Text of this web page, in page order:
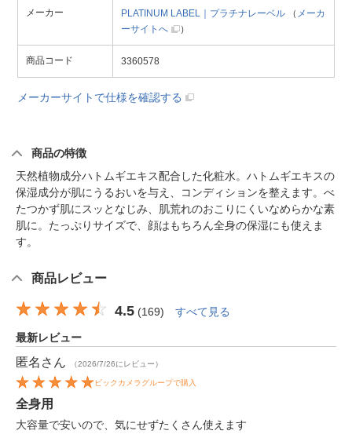
メーカー PLATINUM LABEL｜プラチナレーベル （ メーカ
ーサイトへ
）
商品コード 3360578
メーカーサイトで仕様を確認する
商品の特徴
天然植物成分ハトムギエキス配合した化粧水。ハトムギエキスの
保湿成分が肌にうるおいを与え、コンディションを整えます。べ
たつかず肌にスッとなじみ、肌荒れのおこりにくいなめらかな素
肌に。たっぷりサイズで、顔はもちろん全身の保湿にも使えま
す。
商品レビュー
4.5 (169) すべて見る
最新レビュー
匿名 さん （2026/7/26にレビュー）
ビックカメラグループで購入
全身用
大容量で安いので、気にせずたくさん使えます